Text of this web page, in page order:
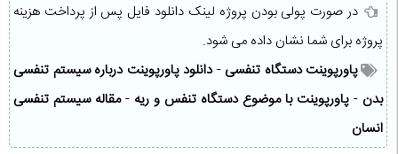
در صورت پولی بودن پروژه لینک دانلود فایل پس از پرداخت هزینه
پروژه برای شما نشان داده می شود.
پاورپوینت دستگاه تنفسی-دانلود پاورپوینت درباره سیستم تنفسی
بدن- پاورپوینت با موضوع دستگاه تنفس و ریه-مقاله سیستم تنفسی
انسان